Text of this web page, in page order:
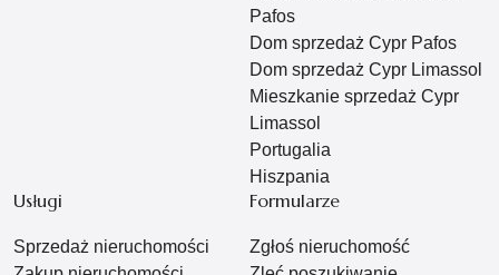
Pafos
Dom sprzedaż Cypr Pafos
Dom sprzedaż Cypr Limassol
Mieszkanie sprzedaż Cypr
Limassol
Portugalia
Hiszpania
Usługi
Sprzedaż nieruchomości
Formularze
Zgłoś nieruchomość